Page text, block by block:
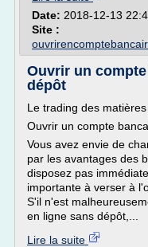
Date: 2018-12-13
Site :
Ouvrir un
dépôt
Le trading des
Ouvrir un compte
Vous avez envie de
par les avantages des
disposez pas
importante à verser à
S'il n'est
en ligne sans dépôt,...
Lire la suite